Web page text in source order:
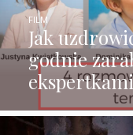
Jak
godnie
ekspertkami
FILM